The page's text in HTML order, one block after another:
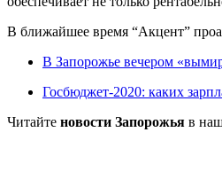
В ближайшее время “Акцент”
В Запорожье вечером
Госбюджет-2020: каких
Читайте новости Запорожья в